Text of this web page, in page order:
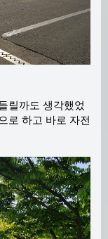
릴까도 생각했었
로 하고 바로 자전